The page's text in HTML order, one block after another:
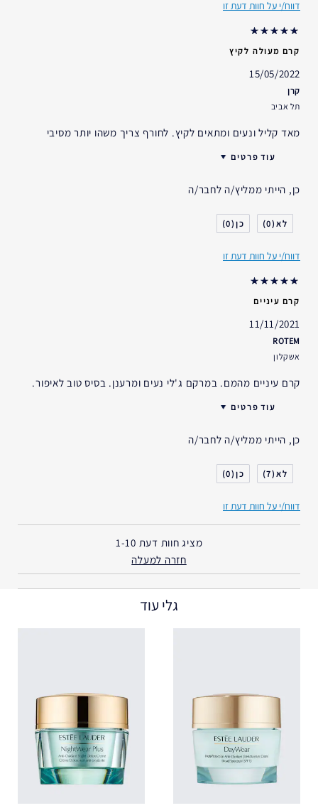
דווח/י על חוות דעת זו
קרם מעולה לקיץ
15/05/2022
קרן
תל אביב
מאד קליל ונעים ומתאים לקיץ. לחורף צריך משהו יותר מסיבי
עוד פרטים
סוג העור
דאגות העור
אני משתמש/ת באסתי לאודר
כן, הייתי ממליץ/ה לחבר/ה
0
0
דווח/י על חוות דעת זו
קרם עיניים
11/11/2021
ROTEM
אשקלון
קרם עיניים מהמם. במרקם ג'לי נעים ומרענן. בסיס טוב לאיפור.
עוד פרטים
סוג העור
דאגות העור
אני משתמש/ת באסתי לאודר
כן, הייתי ממליץ/ה לחבר/ה
7
0
דווח/י על חוות דעת זו
מציג חוות דעת 1-10
חזרה למעלה
גלי עוד